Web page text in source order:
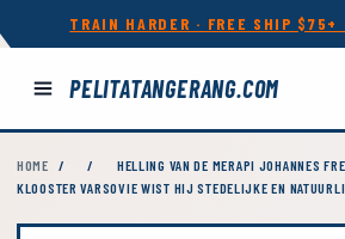
TRAIN HARDER · FREE SHIP $75+
PELITATANGERANG.COM
HOME / /
HELLING VAN DE MERAPI JOHANNES
KLOOSTER VARSOVIE WIST HIJ STEDELIJKE EN